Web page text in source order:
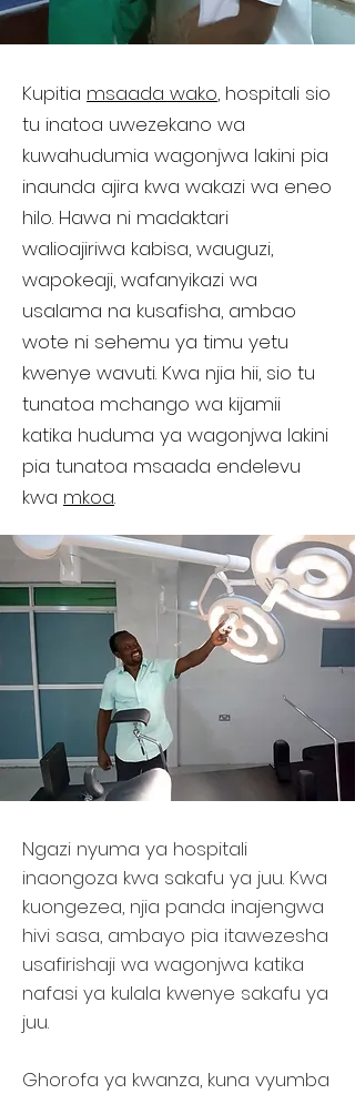
Kupitia msaada wako, hospitali sio
tu inatoa uwezekano wa
kuwahudumia wagonjwa lakini pia
inaunda ajira kwa wakazi wa eneo
hilo. Hawa ni madaktari
walioajiriwa kabisa, wauguzi,
wapokeaji, wafanyikazi wa
usalama na kusafisha, ambao
wote ni sehemu ya timu yetu
kwenye wavuti. Kwa njia hii, sio tu
tunatoa mchango wa kijamii
katika huduma ya wagonjwa lakini
pia tunatoa msaada endelevu
kwa mkoa.
Ngazi nyuma ya hospitali
inaongoza kwa sakafu ya juu. Kwa
kuongezea, njia panda inajengwa
hivi sasa, ambayo pia itawezesha
usafirishaji wa wagonjwa katika
nafasi ya kulala kwenye sakafu ya
juu.
Ghorofa ya kwanza, kuna vyumba